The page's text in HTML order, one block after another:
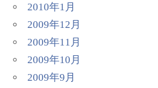
2010年1月
2009年12月
2009年11月
2009年10月
2009年9月